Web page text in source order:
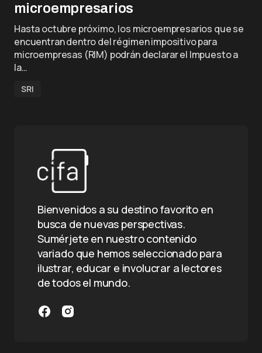
microempresarios
Hasta octubre próximo, los microempresarios que se
encuentran dentro del régimen impositivo para
microempresas (RIM) podrán declarar el Impuesto a
la…
SRI
Bienvenidos a su destino favorito en
busca de nuevas perspectivas.
Sumérjete en nuestro contenido
variado que hemos seleccionado para
ilustrar, educar e involucrar a lectores
de todos el mundo.